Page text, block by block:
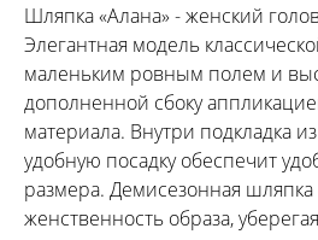
Шляпка «Алана» - женский
Элегантная модель
маленьким ровным полем и
дополненной сбоку
материала. Внутри подкладка
удобную посадку обеспечит
размера. Демисезонная шляпка
женственность образа,